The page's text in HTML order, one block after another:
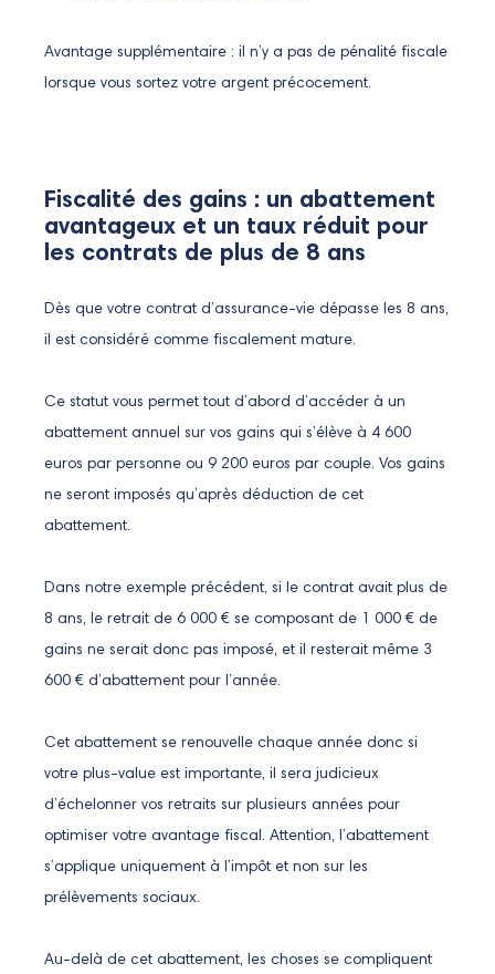
Avantage supplémentaire : il n’y a pas de pénalité fiscale
lorsque vous sortez votre argent précocement.
Fiscalité des gains : un abattement
avantageux et un taux réduit pour
les contrats de plus de 8 ans
Dès que votre contrat d’assurance-vie dépasse les 8 ans,
il est considéré comme fiscalement mature.
Ce statut vous permet tout d’abord d’accéder à un
abattement annuel sur vos gains qui s’élève à 4 600
euros par personne ou 9 200 euros par couple. Vos gains
ne seront imposés qu’après déduction de cet
abattement.
Dans notre exemple précédent, si le contrat avait plus de
8 ans, le retrait de 6 000 € se composant de 1 000 € de
gains ne serait donc pas imposé, et il resterait même 3
600 € d’abattement pour l’année.
Cet abattement se renouvelle chaque année donc si
votre plus-value est importante, il sera judicieux
d’échelonner vos retraits sur plusieurs années pour
optimiser votre avantage fiscal. Attention, l’abattement
s’applique uniquement à l’impôt et non sur les
prélèvements sociaux.
Au-delà de cet abattement, les choses se compliquent